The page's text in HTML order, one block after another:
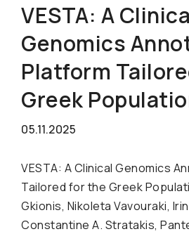
VESTA: A
Genomics
Platform
Greek
05.11.2025
VESTA: A Clinical Genomics
Tailored for the Greek
Gkionis, Nikoleta Vavouraki,
Constantine A. Stratakis,